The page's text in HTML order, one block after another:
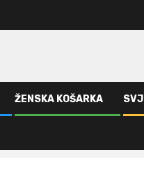
ŽENSKA KOŠARKA